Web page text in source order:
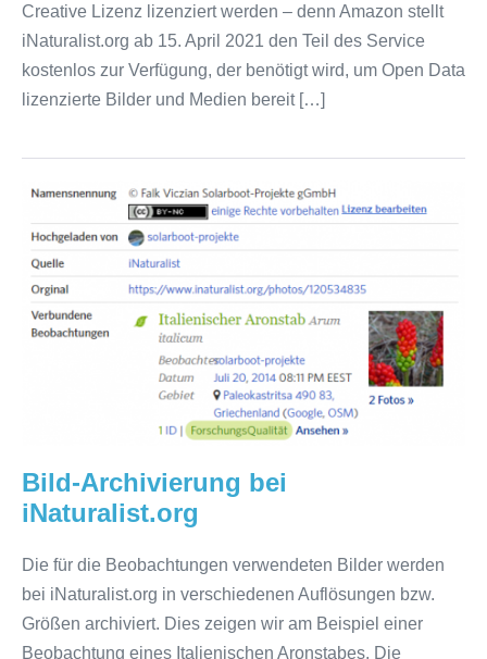
Creative Lizenz lizenziert werden – denn Amazon stellt
iNaturalist.org ab 15. April 2021 den Teil des Service
kostenlos zur Verfügung, der benötigt wird, um Open Data
lizenzierte Bilder und Medien bereit […]
Bild-
Archivierung
iNaturalist.org
Bild-Archivierung bei
iNaturalist.org
Die für die Beobachtungen verwendeten Bilder werden
bei iNaturalist.org in verschiedenen Auflösungen bzw.
Größen archiviert. Dies zeigen wir am Beispiel einer
Beobachtung eines Italienischen Aronstabes. Die